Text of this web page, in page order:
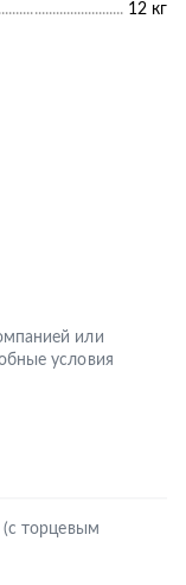
12 кг
или
условия
торцевым